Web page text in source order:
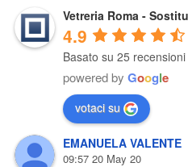
Vetreria Roma -
4.9
Basato su 25 recensioni
powered by Google
votaci su
EMANUELA VALENTE
09:57 20 May 20